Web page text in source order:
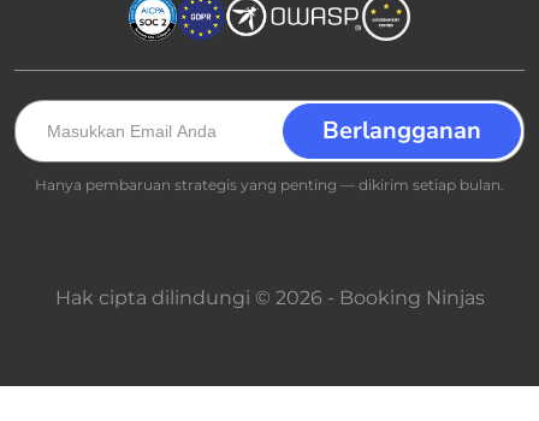
Hanya pembaruan strategis yang penting — dikirim setiap bulan.
Hak cipta dilindungi © 2026 - Booking Ninjas